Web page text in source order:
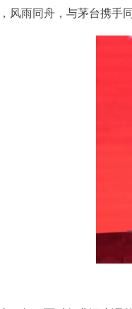
风雨同舟，与茅台携手同